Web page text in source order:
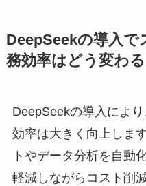
DeepSeekの導入
務効率はどう変わる
DeepSeekの導入によ
効率は大きく向上しま
トやデータ分析を自動
軽減しながらコスト削